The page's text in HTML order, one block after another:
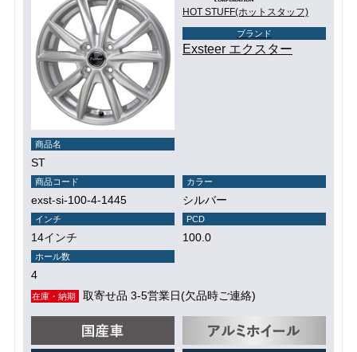
HOT STUFF(ホットスタッフ)
ブランド
Exsteer エクスター
商品名
ST
商品コード
exst-si-100-4-1445
カラー
シルバー
インチ
14インチ
PCD
100.0
ホール数
4
在庫・納期 取寄せ品 3-5営業日(欠品時ご連絡)